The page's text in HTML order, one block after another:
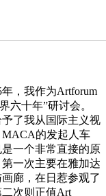
，我作为Artforum
六十年”研讨会。
了我从国际主义视
的发起人车
一个非常直接的原
一次主要在雅加达
廊，在日惹参观了
次则正值Art